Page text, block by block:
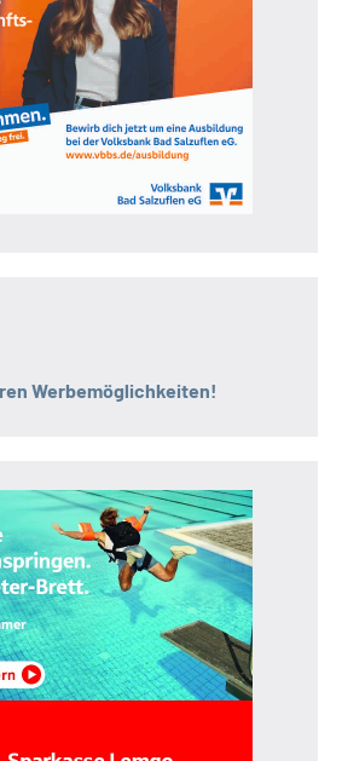
Werbemöglichkeiten!